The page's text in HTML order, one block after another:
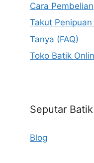
Cara Pembelian
Takut
Tanya (FAQ)
Toko Batik
Seputar Batik
Blog